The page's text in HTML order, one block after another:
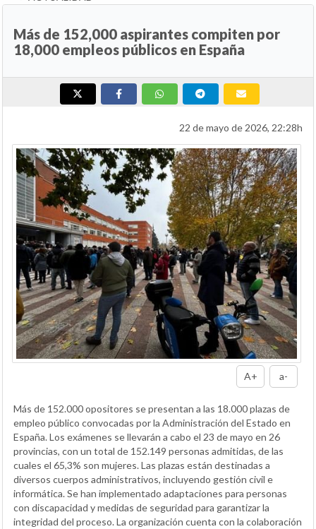
Más de 152,000 aspirantes compiten por
18,000 empleos públicos en España
22 de mayo de 2026, 22:28h
A+ a-
Más de 152.000 opositores se presentan a las 18.000 plazas de
empleo público convocadas por la Administración del Estado en
España. Los exámenes se llevarán a cabo el 23 de mayo en 26
provincias, con un total de 152.149 personas admitidas, de las
cuales el 65,3% son mujeres. Las plazas están destinadas a
diversos cuerpos administrativos, incluyendo gestión civil e
informática. Se han implementado adaptaciones para personas
con discapacidad y medidas de seguridad para garantizar la
integridad del proceso. La organización cuenta con la colaboración